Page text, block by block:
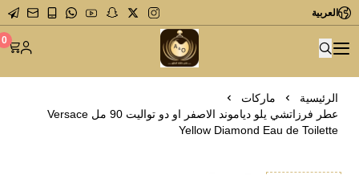
العربية
متجر عاشق العطور 0
الرئيسية
ماركات
عطر فرزاتشي يلو دياموند الاصفر او دو تواليت 90 مل Versace
Yellow Diamond Eau de Toilette